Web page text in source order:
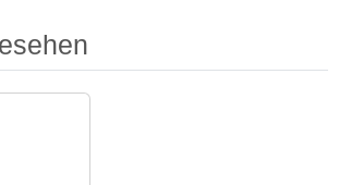
- navigieren Sie mit der Tab-Taste zu den einzelnen